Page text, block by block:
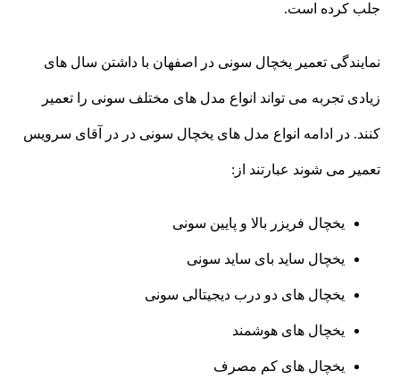
جلب کرده است.
نمایندگی تعمیر یخچال سونی در اصفهان با داشتن سال های
زیادی تجربه می تواند انواع مدل های مختلف سونی را تعمیر
کنند. در ادامه انواع مدل های یخچال سونی در در آقای سرویس
تعمیر می شوند عبارتند از:
یخچال فریزر بالا و پایین سونی
یخچال ساید بای ساید سونی
یخچال های دو درب دیجیتالی سونی
یخچال های هوشمند
یخچال های کم مصرف